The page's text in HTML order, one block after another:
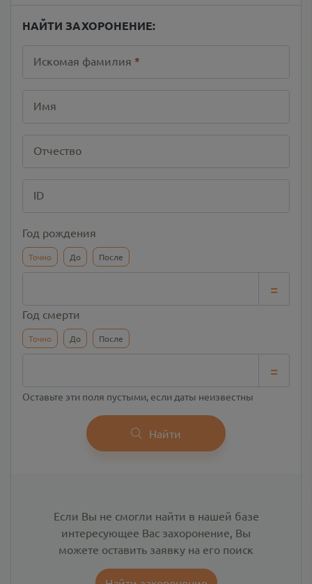
НАЙТИ ЗАХОРОНЕНИЕ:
Искомая фамилия *
Имя
Отчество
ID
Год рождения
Точно До После
=
Год смерти
Точно До После
=
Оставьте эти поля пустыми, если даты неизвестны
Найти
Если Вы не смогли найти в нашей базе
интересующее Вас захоронение, Вы
можете оставить заявку на его поиск